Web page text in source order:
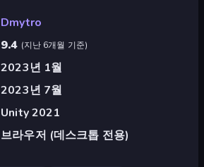
Dmytro
9.4 (지난 6개월 기준)
2023년 1월
2023년 7월
Unity 2021
브라우저 (데스크톱 전용)